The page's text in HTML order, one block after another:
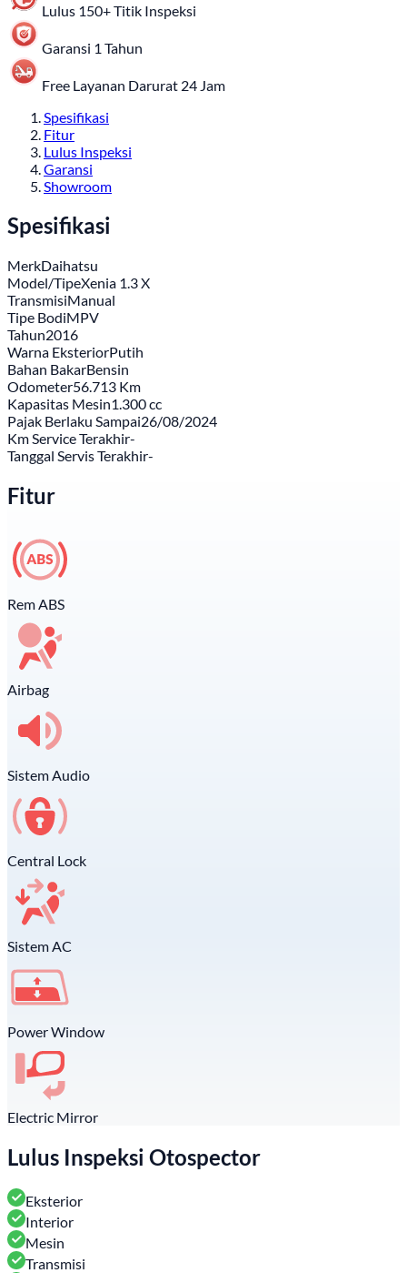
Lulus 150+ Titik Inspeksi
Garansi 1 Tahun
Free Layanan Darurat 24 Jam
Spesifikasi
Fitur
Lulus Inspeksi
Garansi
Showroom
Spesifikasi
MerkDaihatsu
Model/TipeXenia 1.3 X
TransmisiManual
Tipe BodiMPV
Tahun2016
Warna EksteriorPutih
Bahan BakarBensin
Odometer56.713 Km
Kapasitas Mesin1.300 cc
Pajak Berlaku Sampai26/08/2024
Km Service Terakhir-
Tanggal Servis Terakhir-
Fitur
Rem ABS
Airbag
Sistem Audio
Central Lock
Sistem AC
Power Window
Electric Mirror
Lulus Inspeksi Otospector
Eksterior
Interior
Mesin
Transmisi